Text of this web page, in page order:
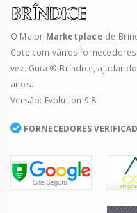
O Maior Marketplace de
Cote com vários
vez. Guia ® Bríndice,
anos.
Versão: Evolution 9.8
FORNECEDORES